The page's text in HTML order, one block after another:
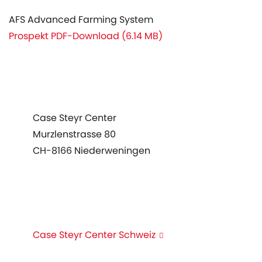
AFS Advanced Farming System
Prospekt PDF-Download (6.14 MB)
Case Steyr Center
Murzlenstrasse 80
CH-8166 Niederweningen
Case Steyr Center Schweiz